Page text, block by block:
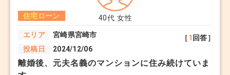
40代 女性
住宅ローン
エリア
宮崎県宮崎市
投稿日
2024/12/06
［1 回答］
離婚後、元夫名義のマンションに住み続けていま